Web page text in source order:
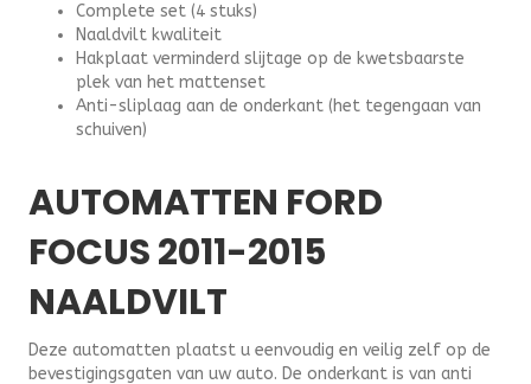
Complete set (4 stuks)
Naaldvilt kwaliteit
Hakplaat verminderd slijtage op de kwetsbaarste
plek van het mattenset
Anti-sliplaag aan de onderkant (het tegengaan van
schuiven)
AUTOMATTEN FORD
FOCUS 2011-2015
NAALDVILT
Deze automatten plaatst u eenvoudig en veilig zelf op de
bevestigingsgaten van uw auto. De onderkant is van anti